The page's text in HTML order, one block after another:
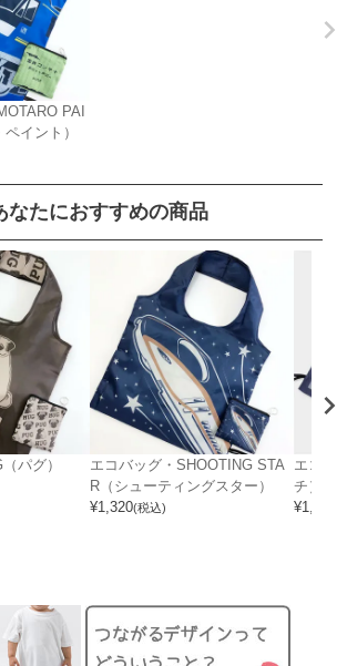
PAI
イント）
なたにおすすめの商品
パグ）
エコバッグ・SHOOTING STA
R（シューティングスター）
¥1,320(税込)
エコバ
チ）
¥1,320